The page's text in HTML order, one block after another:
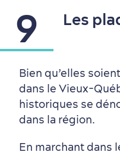
9 Les
Bien qu’elles
dans le Vieux-
historiques se
dans la région.
En marchant dans